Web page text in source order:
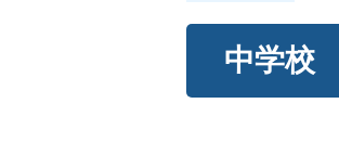
中学校